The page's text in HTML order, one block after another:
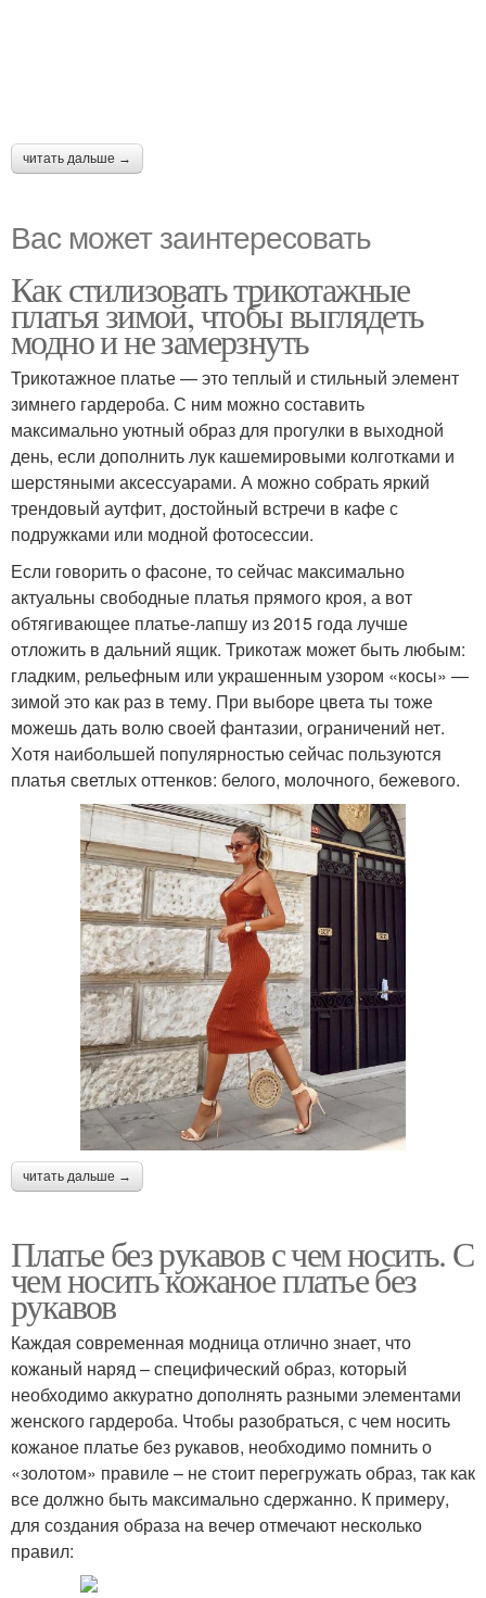
читать дальше →
Вас может заинтересовать
Как стилизовать трикотажные
платья зимой, чтобы выглядеть
модно и не замерзнуть
Трикотажное платье — это теплый и стильный элемент
зимнего гардероба. С ним можно составить
максимально уютный образ для прогулки в выходной
день, если дополнить лук кашемировыми колготками и
шерстяными аксессуарами. А можно собрать яркий
трендовый аутфит, достойный встречи в кафе с
подружками или модной фотосессии.
Если говорить о фасоне, то сейчас максимально
актуальны свободные платья прямого кроя, а вот
обтягивающее платье-лапшу из 2015 года лучше
отложить в дальний ящик. Трикотаж может быть любым:
гладким, рельефным или украшенным узором «косы» —
зимой это как раз в тему. При выборе цвета ты тоже
можешь дать волю своей фантазии, ограничений нет.
Хотя наибольшей популярностью сейчас пользуются
платья светлых оттенков: белого, молочного, бежевого.
читать дальше →
Платье без рукавов с чем носить. С
чем носить кожаное платье без
рукавов
Каждая современная модница отлично знает, что
кожаный наряд – специфический образ, который
необходимо аккуратно дополнять разными элементами
женского гардероба. Чтобы разобраться, с чем носить
кожаное платье без рукавов, необходимо помнить о
«золотом» правиле – не стоит перегружать образ, так как
все должно быть максимально сдержанно. К примеру,
для создания образа на вечер отмечают несколько
правил: